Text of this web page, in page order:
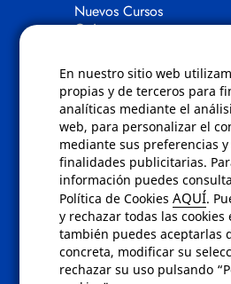
En nuestro sitio web
propias y de terceros para
analíticas mediante el
web, para personalizar el
mediante sus preferencias y
finalidades publicitarias.
información puedes
Política de CookiesAQUÍ.
y rechazar todas las cookies
también puedes aceptarlas
concreta, modificar su
rechazar su uso pulsando
Nuevos Cursos
Quienes somos
Políticas
Condiciones de compra
Aviso de privacidad
Cookies
Bajas comunicados
Derecho de desistimiento
Preguntas frecuentes
Contacto